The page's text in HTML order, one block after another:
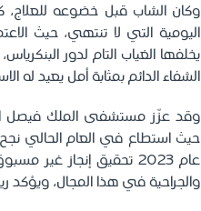
وكان الشاب قبل خضوعه
اليومية التي لا تنتهي، حيث
يخلفها الغياب التام لدور
الشفاء الدائم بمثابة أمل يعيد له
وقد عزّز مستشفى الملك فيصل
حيث استطاع في العام الحالي
عام 2023 تحقيق إنجاز
والجراحية في هذا المجال، ويؤكد